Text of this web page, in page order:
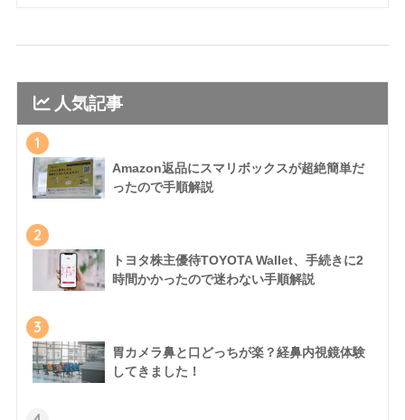
人気記事
1
Amazon返品にスマリボックスが超絶簡単だ
ったので手順解説
2
トヨタ株主優待TOYOTA Wallet、手続きに2
時間かかったので迷わない手順解説
3
胃カメラ鼻と口どっちが楽？経鼻内視鏡体験
してきました！